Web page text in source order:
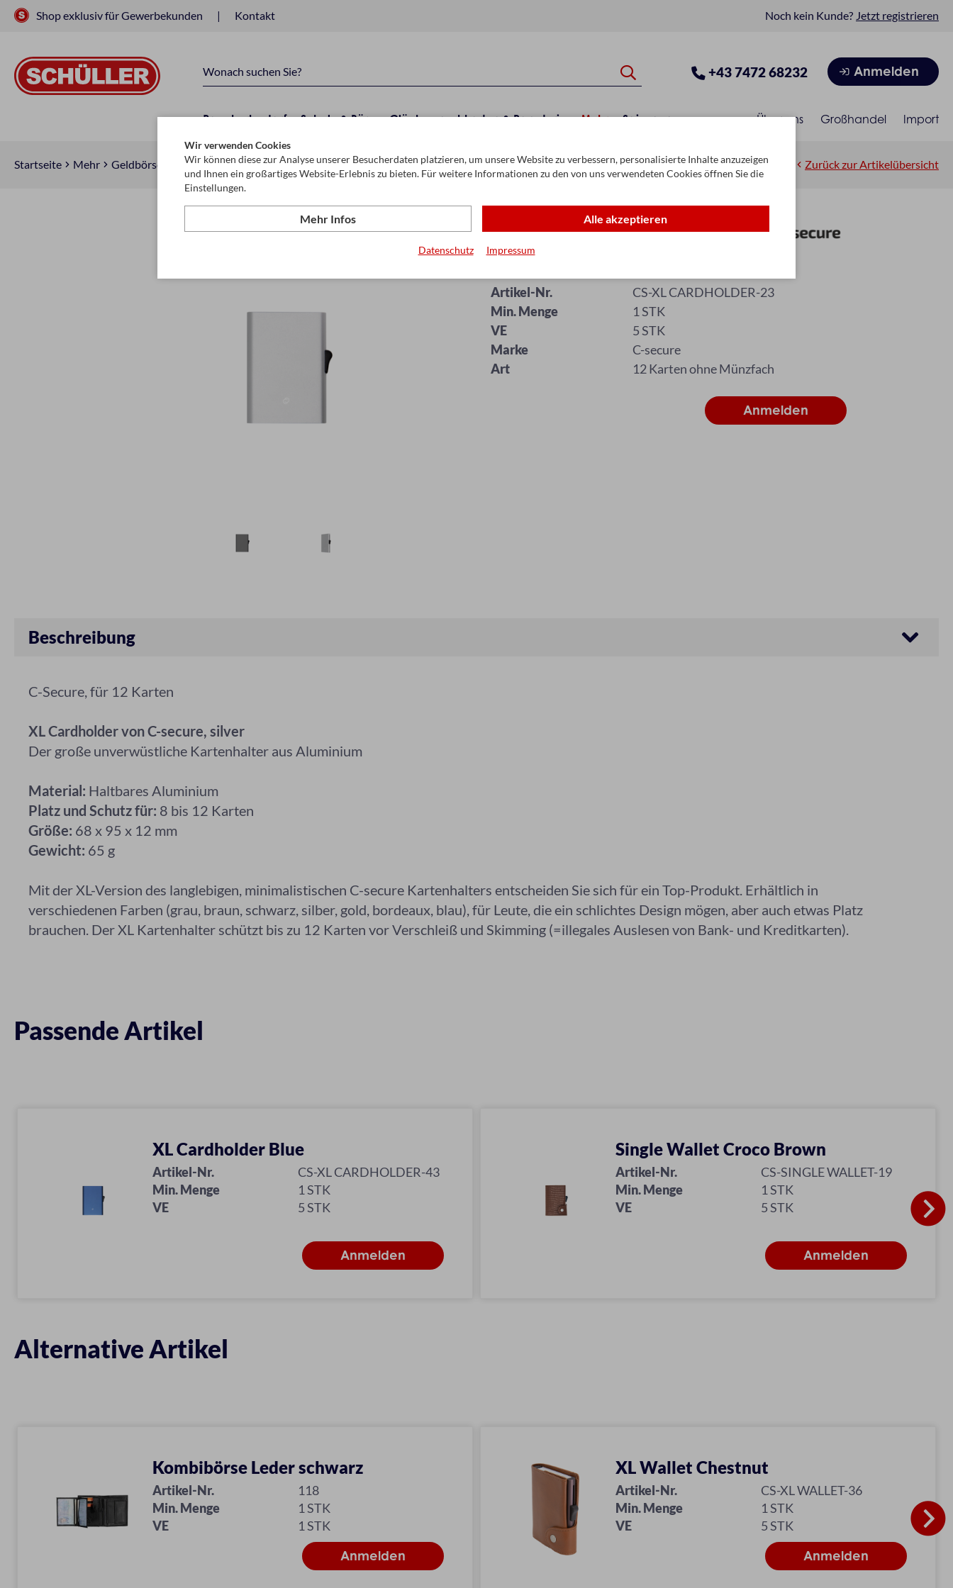
Shop exklusiv für Gewerbekunden Kontakt Noch kein Kunde? Jetzt registrieren
+43 7472 68232 Anmelden
Raucherbedarf Schule & Büro Glückwunschkarten & Papeterie Mehr Saisonen Über uns Großhandel Import
Startseite Mehr Geldbörsen, Kleinlederware, Schlüsselanhänger Ausweisetui & Kreditkartenetui Zurück zur Artikelübersicht
XL Cardholder Silver
Artikel-Nr.
CS-XL CARDHOLDER-23
Min. Menge
1 STK
VE
5 STK
Marke
C-secure
Art
12 Karten ohne Münzfach
Beschreibung
C-Secure, für 12 Karten
XL Cardholder von C-secure, silver
Der große unverwüstliche Kartenhalter aus Aluminium
Material: Haltbares Aluminium
Platz und Schutz für: 8 bis 12 Karten
Größe: 68 x 95 x 12 mm
Gewicht: 65 g
Mit der XL-Version des langlebigen, minimalistischen C-secure Kartenhalters entscheiden Sie sich für ein Top-Produkt. Erhältlich in
verschiedenen Farben (grau, braun, schwarz, silber, gold, bordeaux, blau), für Leute, die ein schlichtes Design mögen, aber auch etwas Platz
brauchen. Der XL Kartenhalter schützt bis zu 12 Karten vor Verschleiß und Skimming (=illegales Auslesen von Bank- und Kreditkarten).
Passende Artikel
XL Cardholder Blue
Artikel-Nr.
CS-XL CARDHOLDER-43
Min. Menge
1 STK
VE
5 STK
Single Wallet Croco Brown
Artikel-Nr.
CS-SINGLE WALLET-19
Min. Menge
1 STK
VE
5 STK
Alternative Artikel
Kombibörse Leder schwarz
Artikel-Nr.
118
Min. Menge
1 STK
VE
1 STK
XL Wallet Chestnut
Artikel-Nr.
CS-XL WALLET-36
Min. Menge
1 STK
VE
5 STK
Wir verwenden Cookies
Wir können diese zur Analyse unserer Besucherdaten platzieren, um unsere Website zu verbessern, personalisierte Inhalte anzuzeigen
und Ihnen ein großartiges Website-Erlebnis zu bieten. Für weitere Informationen zu den von uns verwendeten Cookies öffnen Sie die
Einstellungen.
Mehr Infos Alle akzeptieren
Datenschutz Impressum